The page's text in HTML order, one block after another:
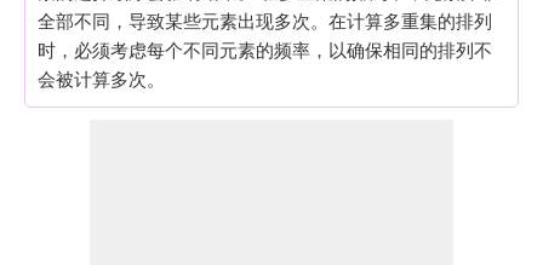
全部不同，导致某些元素出现多次。在计算多重集的排列
时，必须考虑每个不同元素的频率，以确保相同的排列不
会被计算多次。